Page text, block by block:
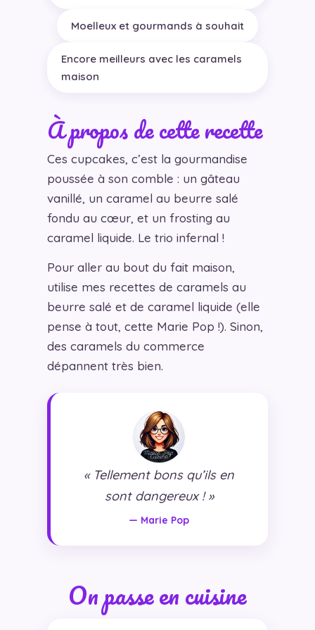
Moelleux et gourmands à souhait
Encore meilleurs avec les caramels
maison
À propos de cette recette
Ces cupcakes, c’est la gourmandise
poussée à son comble : un gâteau
vanillé, un caramel au beurre salé
fondu au cœur, et un frosting au
caramel liquide. Le trio infernal !
Pour aller au bout du fait maison,
utilise mes recettes de caramels au
beurre salé et de caramel liquide (elle
pense à tout, cette Marie Pop !). Sinon,
des caramels du commerce
dépannent très bien.
« Tellement bons qu’ils en
sont dangereux ! »
— Marie Pop
On passe en cuisine